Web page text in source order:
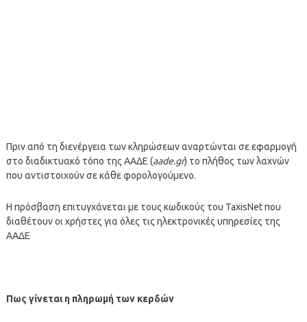
Πριν από τη διενέργεια των κληρώσεων αναρτώνται σε εφαρμογή
στο διαδικτυακό τόπο της ΑΑΔΕ (aade.gr) το πλήθος των λαχνών
που αντιστοιχούν σε κάθε φορολογούμενο.
Η πρόσβαση επιτυγχάνεται με τους κωδικούς του TaxisNet που
διαθέτουν οι χρήστες για όλες τις ηλεκτρονικές υπηρεσίες της
ΑΑΔΕ
Πως γίνεται η πληρωμή των κερδών